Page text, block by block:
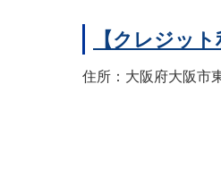
【クレジッ
住所：大阪府大阪市